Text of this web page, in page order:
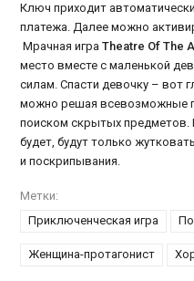
Ключ приходит
платежа. Далее можно
Мрачная играTheatre Of The
место вместе с маленькой
силам. Спасти девочку – вот
можно решая всевозможные
поиском скрытых предметов.
будет, будут только
и поскрипывания.
Метки:
Приключенческая игра
Женщина-протагонист